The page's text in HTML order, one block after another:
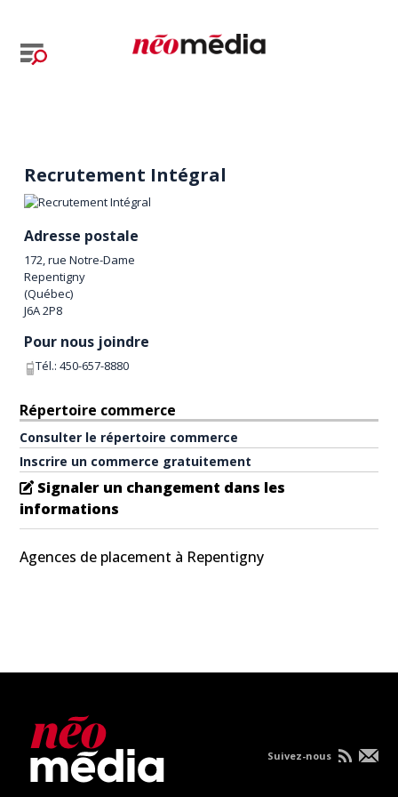
Recrutement Intégral
Adresse postale
172, rue Notre-Dame
Repentigny
(Québec)
J6A 2P8
Pour nous joindre
Tél.:450-657-8880
Répertoire commerce
Consulter le répertoire commerce
Inscrire un commerce gratuitement
Signaler un changement dans les
informations
Agences de placement à Repentigny
Suivez-nous